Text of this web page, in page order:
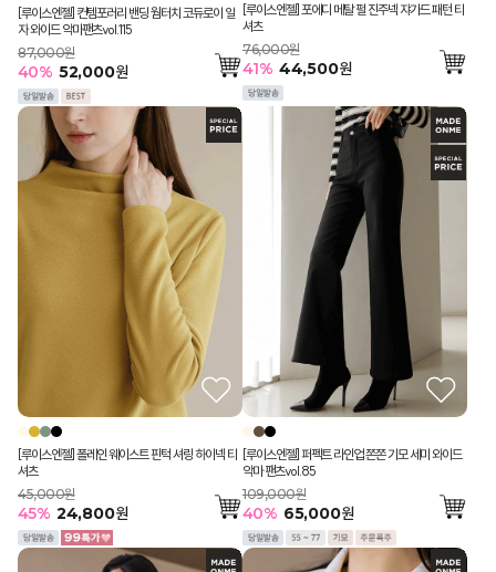
[루이스엔젤] 컨템포러리 밴딩 웜터치 코듀로이 일
자 와이드 악마팬츠vol.115
87,000원
40% 52,000원
[루이스엔젤] 포에디 메탈 펄 진주넥 쟈가드 패턴 티
셔츠
76,000원
41% 44,500원
[루이스엔젤] 폴레인 웨이스트 핀턱 셔링 하이넥 티
셔츠
45,000원
45% 24,800원
[루이스엔젤] 퍼펙트 라인업 쫀쫀 기모 세미 와이드
악마 팬츠vol.85
109,000원
40% 65,000원